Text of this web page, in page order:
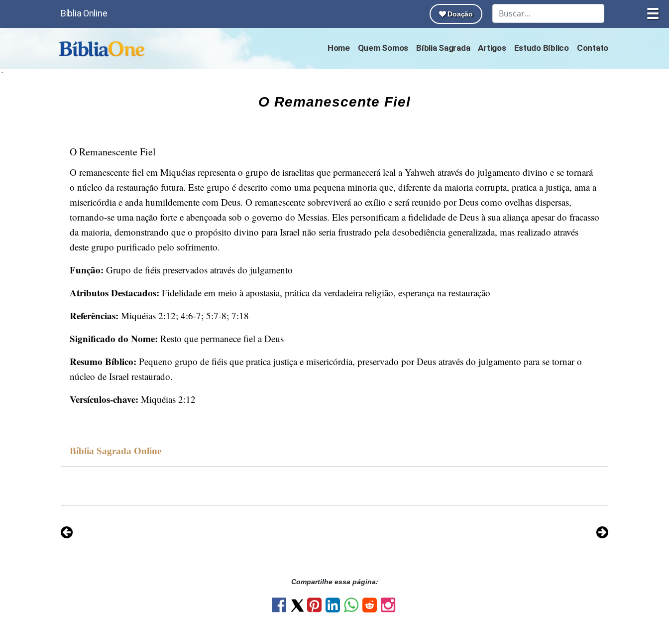
☰
Bíblia Online Doação
Home Quem Somos Bíblia Sagrada Artigos Estudo Bíblico Contato
´
O Remanescente Fiel
O Remanescente Fiel
O remanescente fiel em Miquéias representa o grupo de israelitas que permanecerá leal a Yahweh através do julgamento divino e se tornará
o núcleo da restauração futura. Este grupo é descrito como uma pequena minoria que, diferente da maioria corrupta, pratica a justiça, ama a
misericórdia e anda humildemente com Deus. O remanescente sobreviverá ao exílio e será reunido por Deus como ovelhas dispersas,
tornando-se uma nação forte e abençoada sob o governo do Messias. Eles personificam a fidelidade de Deus à sua aliança apesar do fracasso
da maioria, demonstrando que o propósito divino para Israel não seria frustrado pela desobediência generalizada, mas realizado através
deste grupo purificado pelo sofrimento.
Função: Grupo de fiéis preservados através do julgamento
Atributos Destacados: Fidelidade em meio à apostasia, prática da verdadeira religião, esperança na restauração
Referências: Miquéias 2:12; 4:6-7; 5:7-8; 7:18
Significado do Nome: Resto que permanece fiel a Deus
Resumo Bíblico: Pequeno grupo de fiéis que pratica justiça e misericórdia, preservado por Deus através do julgamento para se tornar o
núcleo de Israel restaurado.
Versículos-chave: Miquéias 2:12
Bíblia Sagrada Online
Compartilhe essa página: